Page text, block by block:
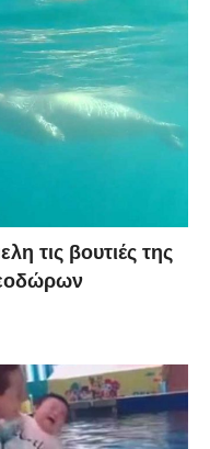
τις βουτιές της